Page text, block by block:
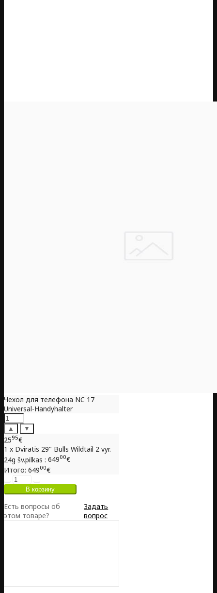
Чехол для телефона NC 17
Universal-Handyhalter
▲ ▼
2595€
1 x Dviratis 29" Bulls Wildtail 2 vyr.
24g šv.pilkas : 64900€
Итого: 64900€
Есть вопросы об
этом товаре?
Задать
вопрос